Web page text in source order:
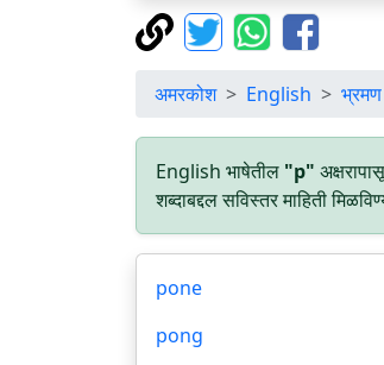
अमरकोश English भ्रमण
English भाषेतील "p"
शब्दाबद्दल सविस्तर माहिती
pone
pong